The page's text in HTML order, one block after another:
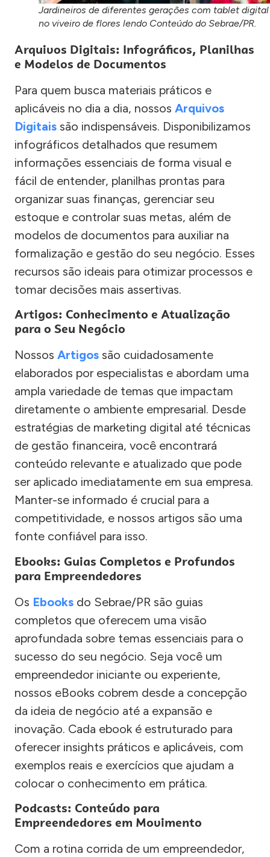
Jardineiros de diferentes gerações com tablet digital
no viveiro de flores lendo Conteúdo do Sebrae/PR.
Arquivos Digitais: Infográficos, Planilhas
e Modelos de Documentos
Para quem busca materiais práticos e
aplicáveis no dia a dia, nossos Arquivos
Digitais são indispensáveis. Disponibilizamos
infográficos detalhados que resumem
informações essenciais de forma visual e
fácil de entender, planilhas prontas para
organizar suas finanças, gerenciar seu
estoque e controlar suas metas, além de
modelos de documentos para auxiliar na
formalização e gestão do seu negócio. Esses
recursos são ideais para otimizar processos e
tomar decisões mais assertivas.
Artigos: Conhecimento e Atualização
para o Seu Negócio
Nossos Artigos são cuidadosamente
elaborados por especialistas e abordam uma
ampla variedade de temas que impactam
diretamente o ambiente empresarial. Desde
estratégias de marketing digital até técnicas
de gestão financeira, você encontrará
conteúdo relevante e atualizado que pode
ser aplicado imediatamente em sua empresa.
Manter-se informado é crucial para a
competitividade, e nossos artigos são uma
fonte confiável para isso.
Ebooks: Guias Completos e Profundos
para Empreendedores
Os Ebooks do Sebrae/PR são guias
completos que oferecem uma visão
aprofundada sobre temas essenciais para o
sucesso do seu negócio. Seja você um
empreendedor iniciante ou experiente,
nossos eBooks cobrem desde a concepção
da ideia de negócio até a expansão e
inovação. Cada ebook é estruturado para
oferecer insights práticos e aplicáveis, com
exemplos reais e exercícios que ajudam a
colocar o conhecimento em prática.
Podcasts: Conteúdo para
Empreendedores em Movimento
Com a rotina corrida de um empreendedor,